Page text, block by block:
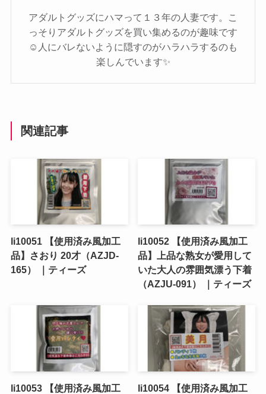
アダルトグッズにハマって１３年の人妻です。こ
っそりアダルトグッズを買い集めるのが趣味です
☺️人にバレないように隠すのがハラハラするのも
楽しんでいます✨️
関連記事
li10051 【使用済み風加工
品】さおり 20才（AZJD-
165） ｜ティーズ
li10052 【使用済み風加工
品】上品な熟女が愛用して
いた大人の雰囲気漂う下着
（AZJU-091） ｜ティーズ
li10053 【使用済み風加工
li10054 【使用済み風加工